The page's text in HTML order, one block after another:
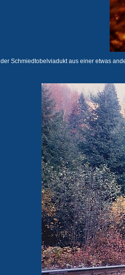
der Schmiedtobelviadukt aus einer etwas